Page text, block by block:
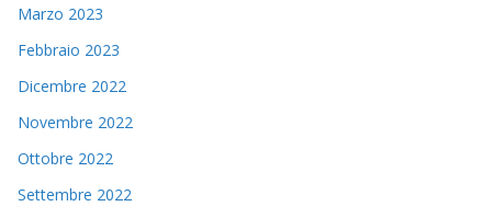
Marzo 2023
Febbraio 2023
Dicembre 2022
Novembre 2022
Ottobre 2022
Settembre 2022